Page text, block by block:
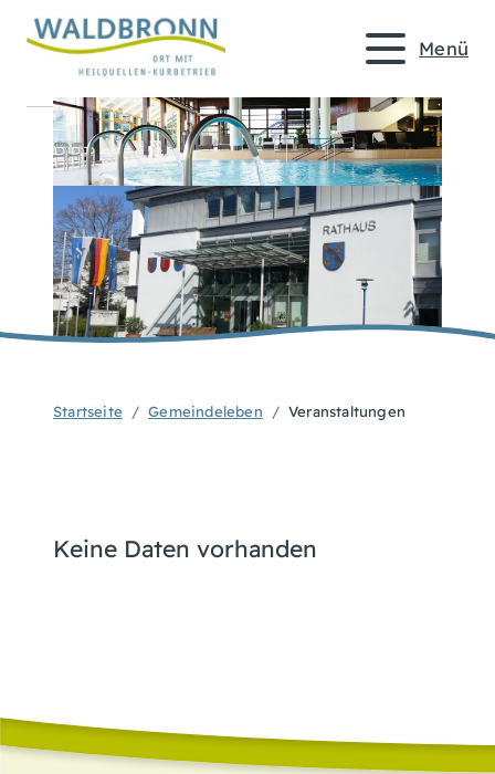
Menü
Startseite Gemeindeleben Veranstaltungen
Keine Daten vorhanden